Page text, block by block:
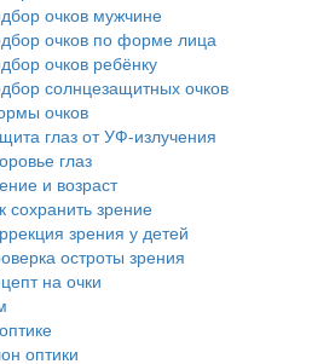
очков мужчине
очков по форме лица
очков ребёнку
солнцезащитных очков
очков
глаз от УФ-излучения
глаз
и возраст
сохранить зрение
зрения у детей
остроты зрения
на очки
оптики